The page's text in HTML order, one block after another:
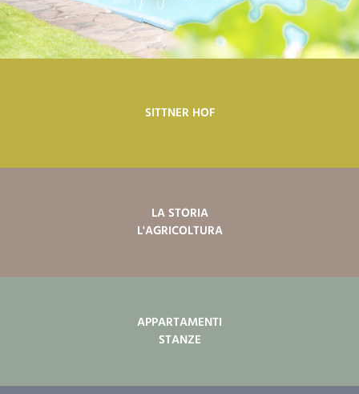
SITTNER HOF
LA STORIA
L'AGRICOLTURA
APPARTAMENTI
STANZE